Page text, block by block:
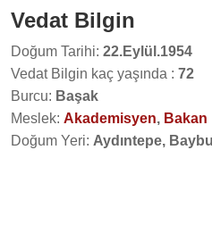
Vedat Bilgin
Doğum Tarihi: 22.Eylül.1954
Vedat Bilgin kaç yaşında : 72
Burcu: Başak
Meslek: Akademisyen, Bakan
Doğum Yeri: Aydıntepe,